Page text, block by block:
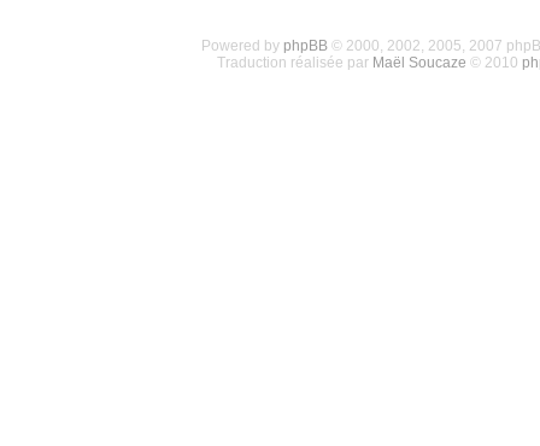
Powered by phpBB© 2000, 2002, 2005, 2007
Traduction réalisée par Maël Soucaze © 2010